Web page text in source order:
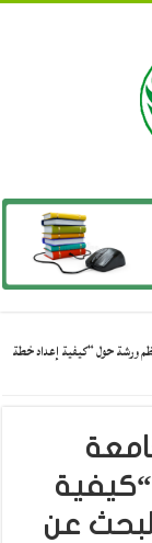
المهنية لجامعة الجزائر 3 ينظم ورشة حول “كيفية إعداد خطة
“كيفية
عن